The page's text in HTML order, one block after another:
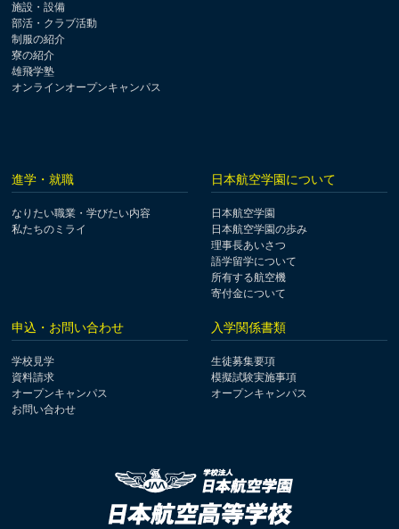
施設・設備
部活・クラブ活動
制服の紹介
寮の紹介
雄飛学塾
オンラインオープンキャンパス
進学・就職
なりたい職業・学びたい内容
私たちのミライ
日本航空学園について
日本航空学園
日本航空学園の歩み
理事長あいさつ
語学留学について
所有する航空機
寄付金について
申込・お問い合わせ
学校見学
資料請求
オープンキャンパス
お問い合わせ
入学関係書類
生徒募集要項
模擬試験実施事項
オープンキャンパス